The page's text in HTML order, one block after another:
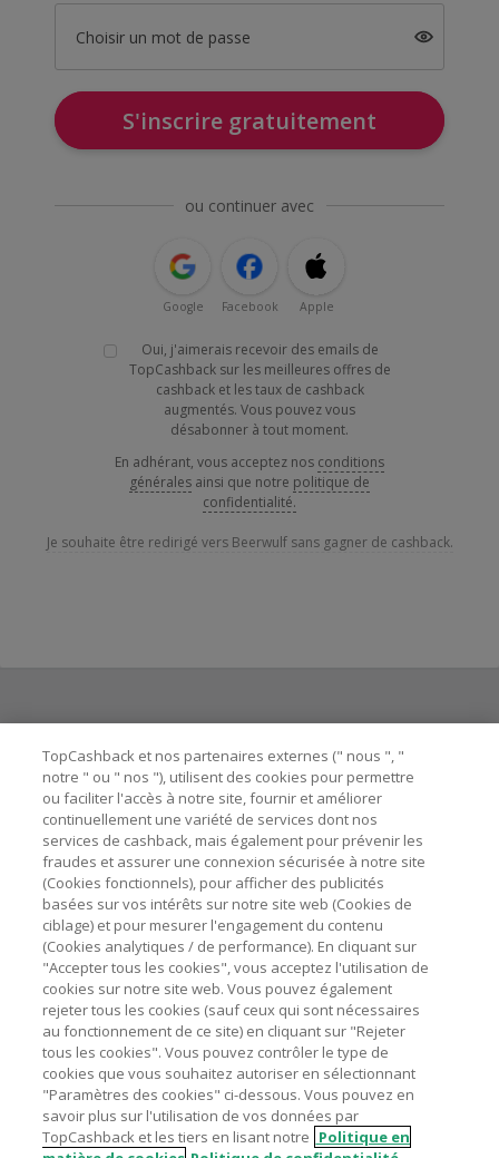
Choisir un mot de passe
S'inscrire gratuitement
ou continuer avec
Google Facebook Apple
Oui, j'aimerais recevoir des emails de
TopCashback sur les meilleures offres de
cashback et les taux de cashback
augmentés. Vous pouvez vous
désabonner à tout moment.
En adhérant, vous acceptez nos conditions
générales ainsi que notre politique de
confidentialité.
Je souhaite être redirigé vers Beerwulf sans gagner de cashback.
Besoin d'aide ?
Astuces pour économiser
A propos de
Contactez-nous
Mentions légales
Nos sites UK US CN JP DE AU
TopCashback et nos partenaires externes (" nous ", "
notre " ou " nos "), utilisent des cookies pour permettre
ou faciliter l'accès à notre site, fournir et améliorer
continuellement une variété de services dont nos
services de cashback, mais également pour prévenir les
fraudes et assurer une connexion sécurisée à notre site
(Cookies fonctionnels), pour afficher des publicités
basées sur vos intérêts sur notre site web (Cookies de
ciblage) et pour mesurer l'engagement du contenu
(Cookies analytiques / de performance). En cliquant sur
"Accepter tous les cookies", vous acceptez l'utilisation de
cookies sur notre site web. Vous pouvez également
rejeter tous les cookies (sauf ceux qui sont nécessaires
au fonctionnement de ce site) en cliquant sur "Rejeter
tous les cookies". Vous pouvez contrôler le type de
cookies que vous souhaitez autoriser en sélectionnant
"Paramètres des cookies" ci-dessous. Vous pouvez en
savoir plus sur l'utilisation de vos données par
TopCashback et les tiers en lisant notre Politique en